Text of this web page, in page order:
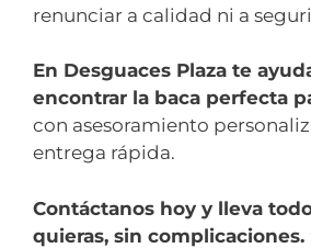
renunciar a calidad ni a
En Desguaces Plaza te
encontrar la baca perfecta
con asesoramiento
entrega rápida.
Contáctanos hoy y lleva
quieras, sin complicaciones.